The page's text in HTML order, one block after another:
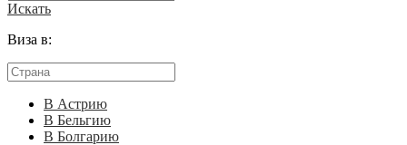
Искать
Виза в:
В Астрию
В Бельгию
В Болгарию